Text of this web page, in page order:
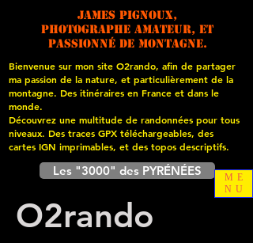
James PIGNOUX,
photographe amateur, et
passionné de montagne.
Bienvenue sur mon site O2rando, afin de partager
ma passion de la nature, et particulièrement de la
montagne. Des itinéraires en France et dans le
monde.
Découvrez une multitude de randonnées pour tous
niveaux. Des traces GPX téléchargeables, des
cartes IGN imprimables, et des topos descriptifs.
Les "3000" des PYRÉNÉES
O2rando
ME
NU